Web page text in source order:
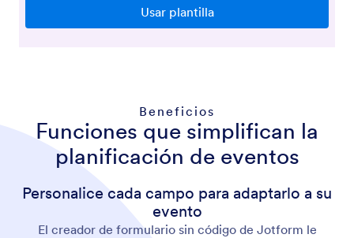
Beneficios
Funciones que simplifican la
planificación de eventos
Personalice cada campo para adaptarlo a su
evento
El creador de formulario sin código de Jotform le